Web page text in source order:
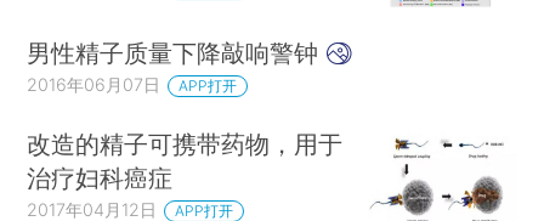
男性精子质量下降敲响警钟
2016年06月07日 APP打开
改造的精子可携带药物，用于
治疗妇科癌症
2017年04月12日 APP打开